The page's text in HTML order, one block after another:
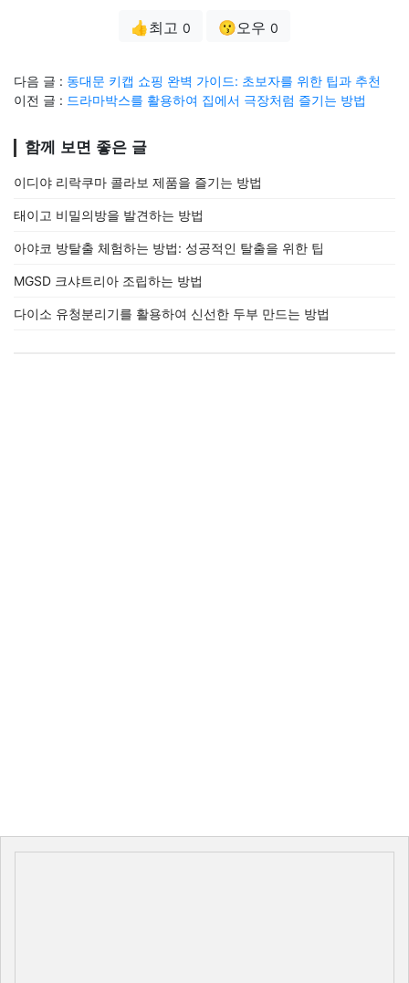
👍최고 0 😗오우 0
다음 글 : 동대문 키캡 쇼핑 완벽 가이드: 초보자를 위한 팁과 추천
이전 글 : 드라마박스를 활용하여 집에서 극장처럼 즐기는 방법
함께 보면 좋은 글
이디야 리락쿠마 콜라보 제품을 즐기는 방법
태이고 비밀의방을 발견하는 방법
아야코 방탈출 체험하는 방법: 성공적인 탈출을 위한 팁
MGSD 크샤트리아 조립하는 방법
다이소 유청분리기를 활용하여 신선한 두부 만드는 방법